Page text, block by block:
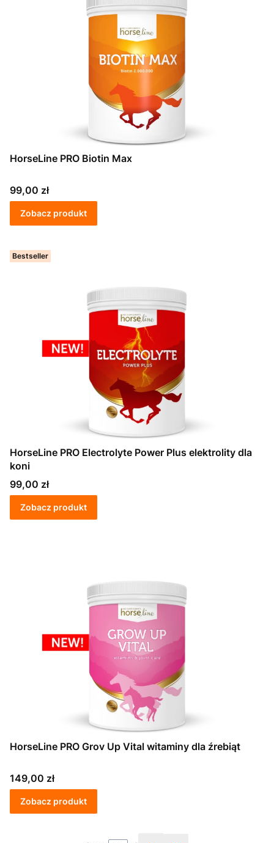
HorseLine PRO Biotin Max
Cena
99,00 zł
Zobacz produkt
Bestseller
HorseLine PRO Electrolyte Power Plus elektrolity dla
koni
Cena
99,00 zł
Zobacz produkt
HorseLine PRO Grov Up Vital witaminy dla źrebiąt
Cena
149,00 zł
Zobacz produkt